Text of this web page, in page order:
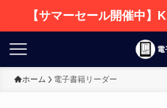
【サマーセール開催中】
ホーム 電子書籍リーダー